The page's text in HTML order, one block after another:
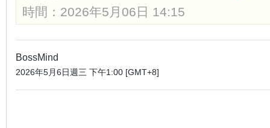
時間：2026年5月06日 14:15
BossMind
2026年5月6日週三 下午1:00 [GMT+8]